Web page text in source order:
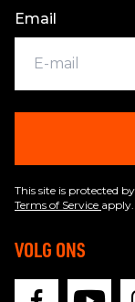
Email
This site is protected
Terms of Service apply.
VOLG ONS